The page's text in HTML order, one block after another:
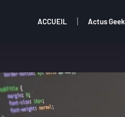
ACCUEIL Actus Geek